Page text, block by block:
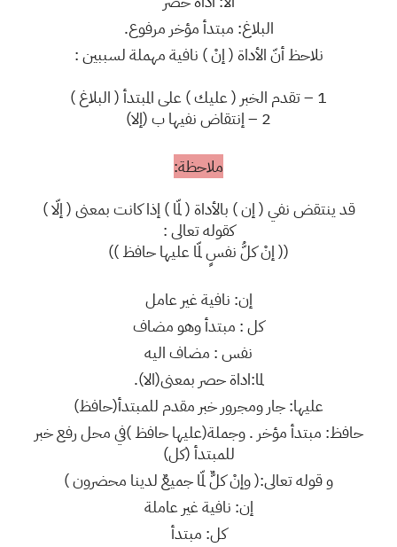
البلاغ: مبتدأ مؤخر مرفوع.
نلاحظ أنّ الأداة ( إنْ ) نافية مهملة لسببين :
1 – تقدم الخبر ( عليك ) على المبتدأ ( البلاغ )
2 – إنتقاض نفيها ب (إلا)
ملاحظة:
قد ينتقض نفي ( إن ) بالأداة ( لمّا ) إذا كانت بمعنى ( إلّا )
كقوله تعالى :
(( إنْ كلُّ نفسٍ لمّا عليها حافظ ))
إن: نافية غير عامل
كل : مبتدأ وهو مضاف
نفس : مضاف اليه
لما:اداة حصر بمعنى(الا).
عليها: جار ومجرور خبر مقدم للمبتدأ(حافظ)
حافظ: مبتدأ مؤخر . وجملة(عليها حافظ )في محل رفع خبر
للمبتدأ (كل)
و قوله تعالى:( وإنْ كلٌّ لمّا جميعٌ لدينا محضرون )
إن: نافية غير عاملة
كل: مبتدأ